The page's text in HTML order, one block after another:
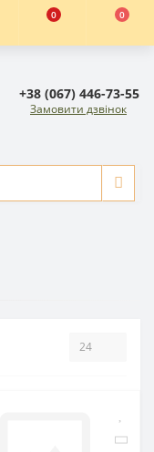
0 0
+38 (067) 446-73-55
Замовити дзвінок